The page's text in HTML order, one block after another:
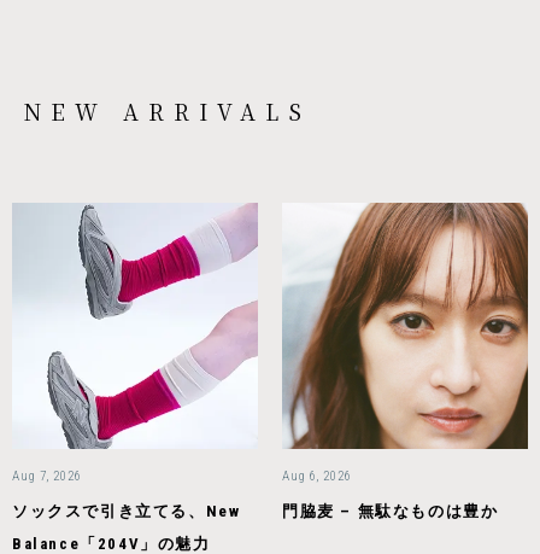
NEW ARRIVALS
Aug 7, 2026
ソックスで引き立てる、New
Balance「204V」の魅力
Aug 6, 2026
門脇麦 – 無駄なものは豊か